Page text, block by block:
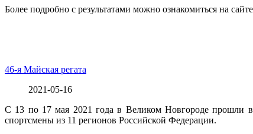
Более подробно с результатами можно ознакомиться на
46-я Майская регата
2021-05-16
С 13 по 17 мая 2021 года в Великом Новгороде прошли
спортсмены из 11 регионов Российской Федерации.